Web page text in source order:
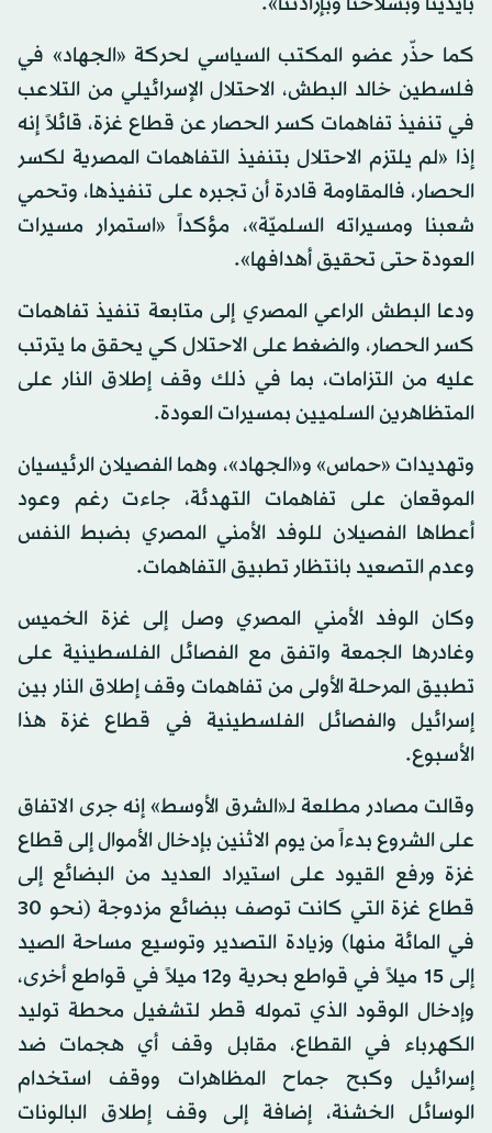
كما حذّر عضو المكتب السياسي لحركة «الجهاد» في
فلسطين خالد البطش، الاحتلال الإسرائيلي من التلاعب
في تنفيذ تفاهمات كسر الحصار عن قطاع غزة، قائلاً إنه
إذا «لم يلتزم الاحتلال بتنفيذ التفاهمات المصرية لكسر
الحصار، فالمقاومة قادرة أن تجبره على تنفيذها، وتحمي
شعبنا ومسيراته السلميّة»، مؤكداً «استمرار مسيرات
العودة حتى تحقيق أهدافها».
ودعا البطش الراعي المصري إلى متابعة تنفيذ تفاهمات
كسر الحصار، والضغط على الاحتلال كي يحقق ما يترتب
عليه من التزامات، بما في ذلك وقف إطلاق النار على
المتظاهرين السلميين بمسيرات العودة.
وتهديدات «حماس» و«الجهاد»، وهما الفصيلان الرئيسيان
الموقعان على تفاهمات التهدئة، جاءت رغم وعود
أعطاها الفصيلان للوفد الأمني المصري بضبط النفس
وعدم التصعيد بانتظار تطبيق التفاهمات.
وكان الوفد الأمني المصري وصل إلى غزة الخميس
وغادرها الجمعة واتفق مع الفصائل الفلسطينية على
تطبيق المرحلة الأولى من تفاهمات وقف إطلاق النار بين
إسرائيل والفصائل الفلسطينية في قطاع غزة هذا
الأسبوع.
وقالت مصادر مطلعة لـ«الشرق الأوسط» إنه جرى الاتفاق
على الشروع بدءاً من يوم الاثنين بإدخال الأموال إلى قطاع
غزة ورفع القيود على استيراد العديد من البضائع إلى
قطاع غزة التي كانت توصف ببضائع مزدوجة (نحو 30
في المائة منها) وزيادة التصدير وتوسيع مساحة الصيد
إلى 15 ميلاً في قواطع بحرية و12 ميلاً في قواطع أخرى،
وإدخال الوقود الذي تموله قطر لتشغيل محطة توليد
الكهرباء في القطاع، مقابل وقف أي هجمات ضد
إسرائيل وكبح جماح المظاهرات ووقف استخدام
الوسائل الخشنة، إضافة إلى وقف إطلاق البالونات